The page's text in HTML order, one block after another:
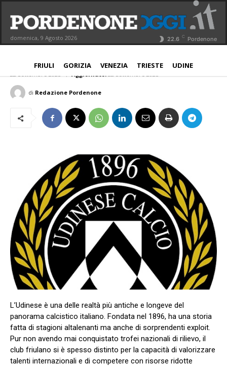
domenica, 9 Agosto 2026 22.6 C Pordenone
FRIULI GORIZIA VENEZIA TRIESTE UDINE
Calcio, un po’ di storia: le 3
partecipazioni dell’Udinese alla
Champions League
22 Settembre 2025 Aggiornato: 22 Settembre 2025
di Redazione Pordenone
L’Udinese è una delle realtà più antiche e longeve del
panorama calcistico italiano. Fondata nel 1896, ha una storia
fatta di stagioni altalenanti ma anche di sorprendenti exploit.
Pur non avendo mai conquistato trofei nazionali di rilievo, il
club friulano si è spesso distinto per la capacità di valorizzare
talenti internazionali e di competere con risorse ridotte